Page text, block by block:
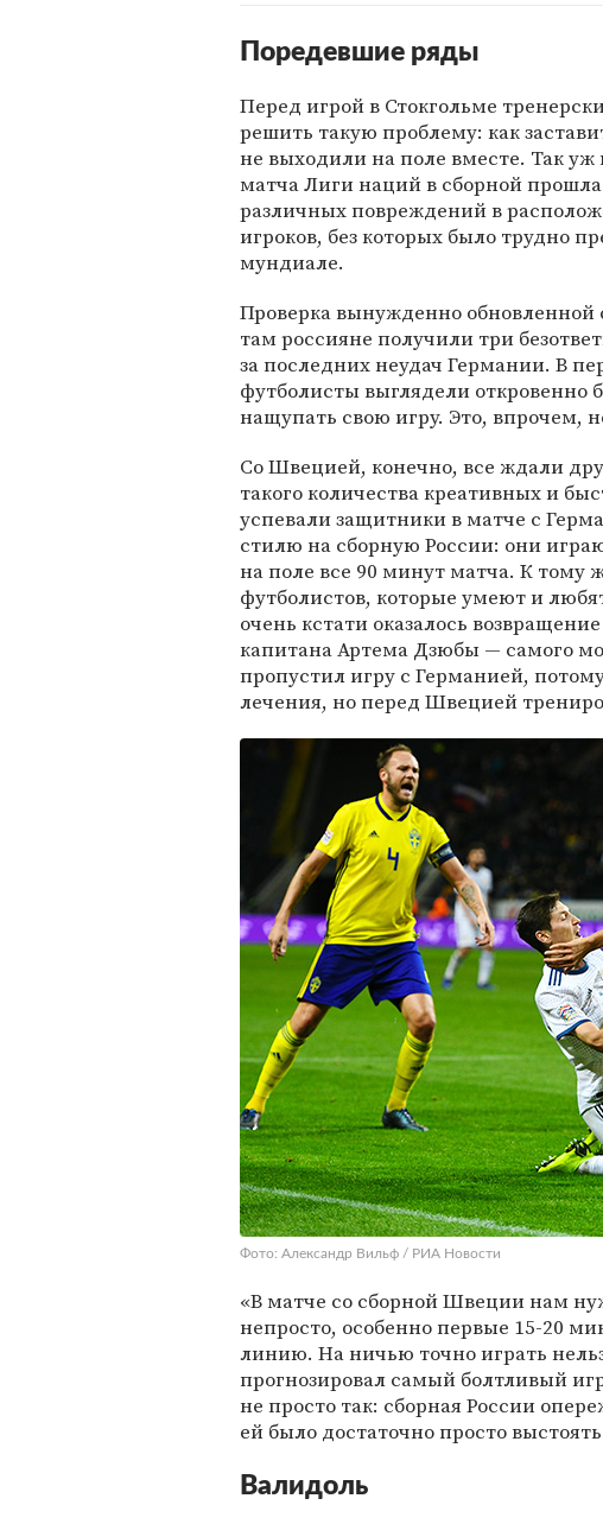
Поредевшие ряды
Перед игрой в Стокгольме
решить такую проблему: как
не выходили на поле вместе. Так
матча Лиги наций в сборной
различных повреждений в
игроков, без которых было трудно
мундиале.
Проверка вынужденно обновленной
там россияне получили три
за последних неудач Германии. В
футболисты выглядели откровенно
нащупать свою игру. Это, впрочем,
Со Швецией, конечно, все ждали
такого количества креативных и
успевали защитники в матче с
стилю на сборную России: они
на поле все 90 минут матча. К тому
футболистов, которые умеют и
очень кстати оказалось
капитана Артема Дзюбы — самого
пропустил игру с Германией,
лечения, но перед Швецией
Фото: Александр Вильф / РИА Новости
«В матче со сборной Швеции нам
непросто, особенно первые 15-20
линию. На ничью точно играть
прогнозировал самый болтливый
не просто так: сборная России
ей было достаточно просто
Валидоль